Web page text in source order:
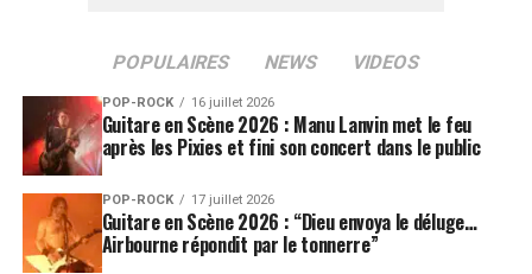
POPULAIRES NEWS VIDEOS
POP-ROCK 16 juillet 2026
Guitare en Scène 2026 : Manu Lanvin met le feu
après les Pixies et fini son concert dans le public
POP-ROCK 17 juillet 2026
Guitare en Scène 2026 : “Dieu envoya le déluge…
Airbourne répondit par le tonnerre”